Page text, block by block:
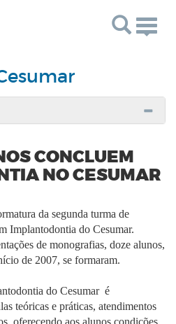
CONCLUEM
NO CESUMAR
da segunda turma de
Implantodontia do Cesumar.
de monografias, doze alunos,
de 2007, se formaram.
do Cesumar é
teóricas e práticas, atendimentos
oferecendo aos alunos condições